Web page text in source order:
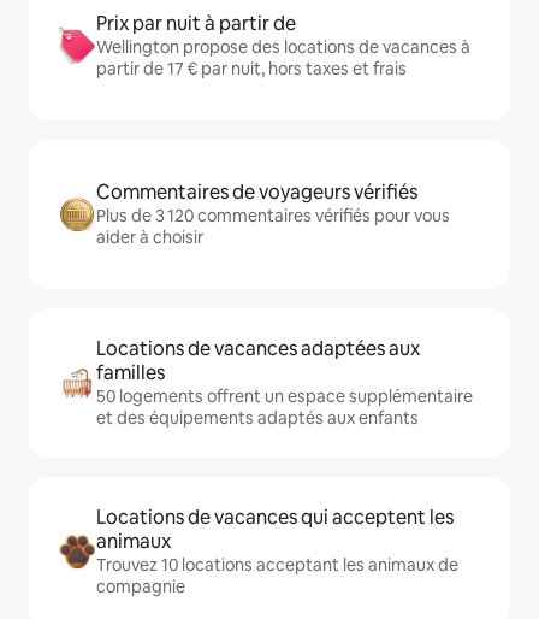
Prix par nuit à partir de
Wellington propose des locations de vacances à
partir de 17 € par nuit, hors taxes et frais
Commentaires de voyageurs vérifiés
Plus de 3 120 commentaires vérifiés pour vous
aider à choisir
Locations de vacances adaptées aux
familles
50 logements offrent un espace supplémentaire
et des équipements adaptés aux enfants
Locations de vacances qui acceptent les
animaux
Trouvez 10 locations acceptant les animaux de
compagnie